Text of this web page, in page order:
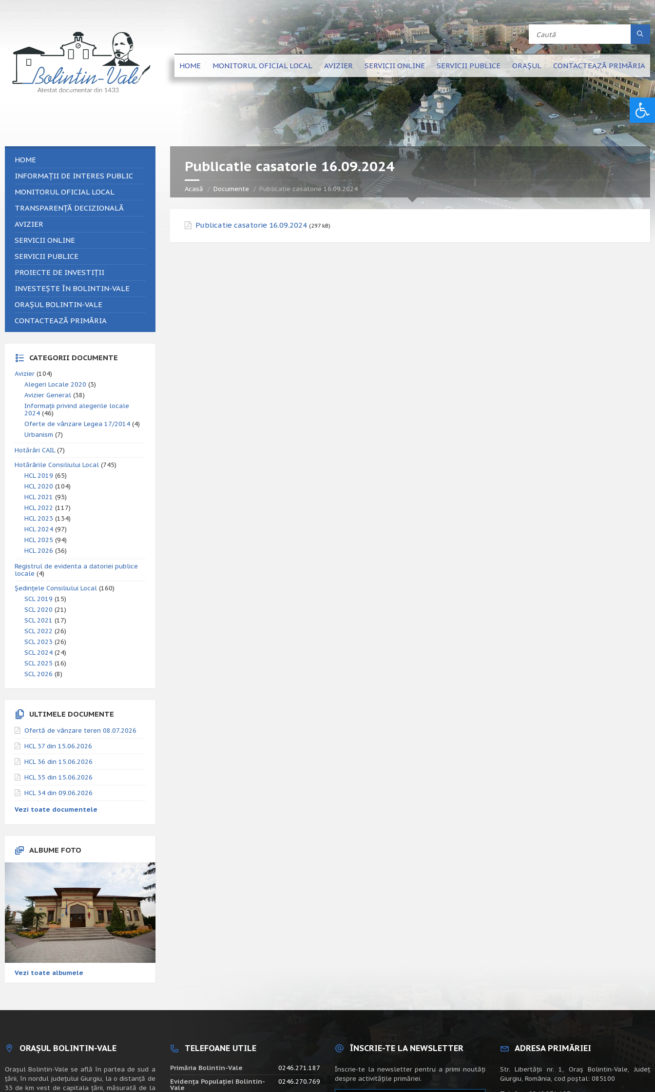
HOME MONITORUL OFICIAL LOCAL AVIZIER SERVICII ONLINE SERVICII PUBLICE ORAȘUL CONTACTEAZĂ PRIMĂRIA
Publicatie casatorie 16.09.2024
Acasă Documente Publicatie casatorie 16.09.2024
Publicatie casatorie 16.09.2024 (297 kB)
HOME
INFORMAȚII DE INTERES PUBLIC
MONITORUL OFICIAL LOCAL
TRANSPARENȚĂ DECIZIONALĂ
AVIZIER
SERVICII ONLINE
SERVICII PUBLICE
PROIECTE DE INVESTIȚII
INVESTEȘTE ÎN BOLINTIN-VALE
ORAȘUL BOLINTIN-VALE
CONTACTEAZĂ PRIMĂRIA
CATEGORII DOCUMENTE
Avizier (104)
Alegeri Locale 2020 (3)
Avizier General (38)
Informații privind alegerile locale
2024 (46)
Oferte de vânzare Legea 17/2014 (4)
Urbanism (7)
Hotărâri CAIL(7)
Hotărârile Consiliului Local (745)
HCL 2019 (65)
HCL 2020 (104)
HCL 2021 (93)
HCL 2022 (117)
HCL 2023 (134)
HCL 2024 (97)
HCL 2025 (94)
HCL 2026 (36)
Registrul de evidenta a datoriei publice
locale (4)
Ședințele Consiliului Local (160)
SCL 2019 (15)
SCL 2020 (21)
SCL 2021 (17)
SCL 2022 (26)
SCL 2023 (26)
SCL 2024 (24)
SCL 2025 (16)
SCL 2026 (8)
ULTIMELE DOCUMENTE
Ofertă de vânzare teren 08.07.2026
HCL 37 din 15.06.2026
HCL 36 din 15.06.2026
HCL 35 din 15.06.2026
HCL 34 din 09.06.2026
Vezi toate documentele
ALBUME FOTO
Vezi toate albumele
ORAȘUL BOLINTIN-VALE
Oraşul Bolintin-Vale se află în partea de sud a
ţării, în nordul judeţului Giurgiu, la o distanţă de
33 de km vest de capitala țării, măsurată de la
TELEFOANE UTILE
Primăria Bolintin-Vale
0246.271.187
Evidența Populației Bolintin-
Vale
0246.270.769
ÎNSCRIE-TE LA NEWSLETTER
Înscrie-te la newsletter pentru a primi noutăți
despre activitățile primăriei.
ADRESA PRIMĂRIEI
Str. Libertății nr. 1, Oraș Bolintin-Vale, Județ
Giurgiu, România, cod poștal: 085100
Deschide bara de unelte